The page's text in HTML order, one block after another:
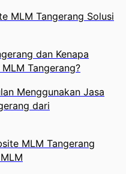
MLM Tangerang Solusi
dan Kenapa
Tangerang?
Menggunakan Jasa
dari
MLM Tangerang